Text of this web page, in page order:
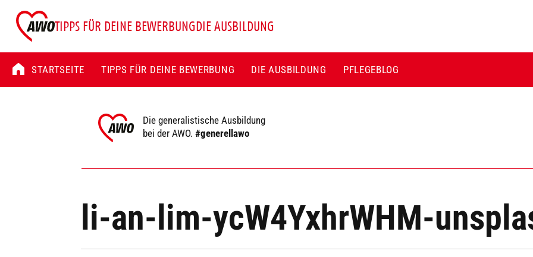
TIPPS FÜR DEINE BEWERBUNGDIE AUSBILDUNG
STARTSEITE TIPPS FÜR DEINE BEWERBUNG DIE AUSBILDUNG PFLEGEBLOG
Die generalistische Ausbildung
bei der AWO. #generellawo
li-an-lim-ycW4YxhrWHM-